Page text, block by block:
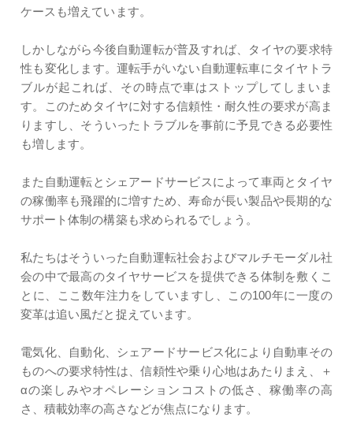
ケースも増えています。
しかしながら今後自動運転が普及すれば、タイヤの要求特
性も変化します。運転手がいない自動運転車にタイヤトラ
ブルが起これば、その時点で車はストップしてしまいま
す。このためタイヤに対する信頼性・耐久性の要求が高ま
りますし、そういったトラブルを事前に予見できる必要性
も増します。
また自動運転とシェアードサービスによって車両とタイヤ
の稼働率も飛躍的に増すため、寿命が長い製品や長期的な
サポート体制の構築も求められるでしょう。
私たちはそういった自動運転社会およびマルチモーダル社
会の中で最高のタイヤサービスを提供できる体制を敷くこ
とに、ここ数年注力をしていますし、この100年に一度の
変革は追い風だと捉えています。
電気化、自動化、シェアードサービス化により自動車その
ものへの要求特性は、信頼性や乗り心地はあたりまえ、＋
αの楽しみやオペレーションコストの低さ、稼働率の高
さ、積載効率の高さなどが焦点になります。